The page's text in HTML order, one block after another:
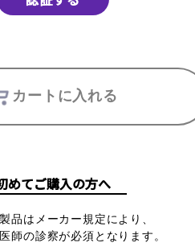
カートに入れる
めてご購入の方へ
品はメーカー規定により、
師の診察が必須となります。